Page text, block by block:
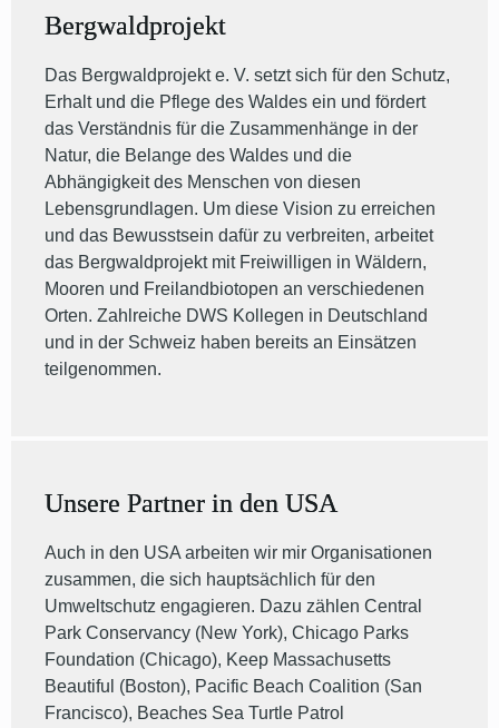
Bergwaldprojekt
Das Bergwaldprojekt e. V. setzt sich für den Schutz,
Erhalt und die Pflege des Waldes ein und fördert
das Verständnis für die Zusammenhänge in der
Natur, die Belange des Waldes und die
Abhängigkeit des Menschen von diesen
Lebensgrundlagen. Um diese Vision zu erreichen
und das Bewusstsein dafür zu verbreiten, arbeitet
das Bergwaldprojekt mit Freiwilligen in Wäldern,
Mooren und Freilandbiotopen an verschiedenen
Orten. Zahlreiche DWS Kollegen in Deutschland
und in der Schweiz haben bereits an Einsätzen
teilgenommen.
Unsere Partner in den USA
Auch in den USA arbeiten wir mir Organisationen
zusammen, die sich hauptsächlich für den
Umweltschutz engagieren. Dazu zählen Central
Park Conservancy (New York), Chicago Parks
Foundation (Chicago), Keep Massachusetts
Beautiful (Boston), Pacific Beach Coalition (San
Francisco), Beaches Sea Turtle Patrol